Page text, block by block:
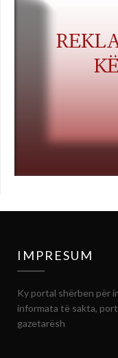
IMPRESUM
Ky portal shërben për
informata të sakta,
gazetarësh